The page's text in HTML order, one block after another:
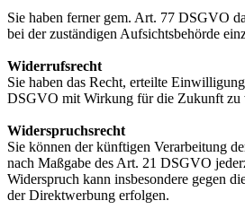
Sie haben ferner gem. Art. 77 DSGVO
bei der zuständigen Aufsichtsbehörde
Widerrufsrecht
Sie haben das Recht, erteilte
DSGVO mit Wirkung für die Zukunft zu
Widerspruchsrecht
Sie können der künftigen Verarbeitung
nach Maßgabe des Art. 21 DSGVO
Widerspruch kann insbesondere gegen
der Direktwerbung erfolgen.